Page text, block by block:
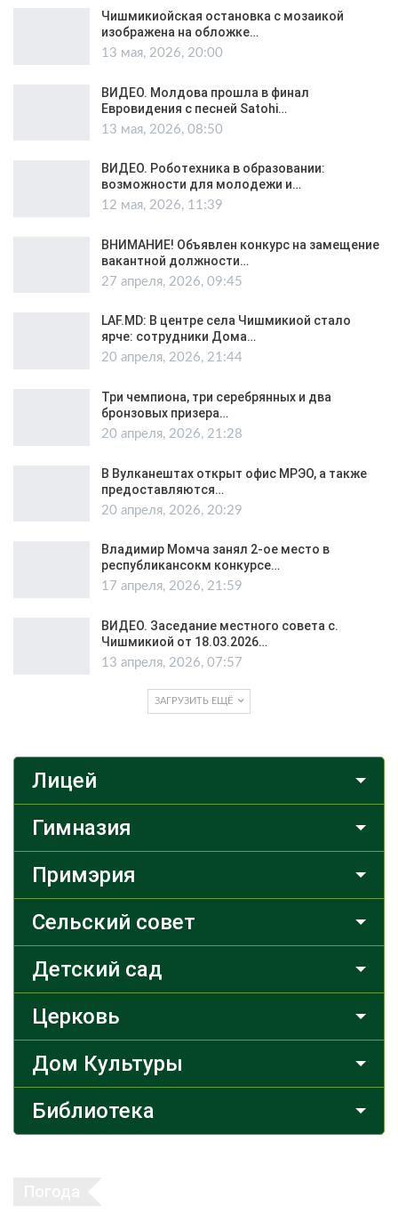
Чишмикиойская остановка с мозаикой
изображена на обложке…
13 мая, 2026, 20:00
ВИДЕО. Молдова прошла в финал
Евровидения с песней Satohi…
13 мая, 2026, 08:50
ВИДЕО. Роботехника в образовании:
возможности для молодежи и…
12 мая, 2026, 11:39
ВНИМАНИЕ! Объявлен конкурс на замещение
вакантной должности…
27 апреля, 2026, 09:45
LAF.MD: В центре села Чишмикиой стало
ярче: сотрудники Дома…
20 апреля, 2026, 21:44
Три чемпиона, три серебрянных и два
бронзовых призера…
20 апреля, 2026, 21:28
В Вулканештах открыт офис МРЭО, а также
предоставляются…
20 апреля, 2026, 20:29
Владимир Момча занял 2-ое место в
республикансокм конкурсе…
17 апреля, 2026, 21:59
ВИДЕО. Заседание местного совета с.
Чишмикиой от 18.03.2026…
13 апреля, 2026, 07:57
ЗАГРУЗИТЬ ЕЩЁ
Лицей
Гимназия
Примэрия
Сельский совет
Детский сад
Церковь
Дом Культуры
Библиотека